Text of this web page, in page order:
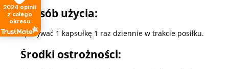
Sposób użycia:
Spożywać 1 kapsułkę 1 raz dziennie w trakcie posiłku.
Środki ostrożności:
2024 opinii
z całego
okresu